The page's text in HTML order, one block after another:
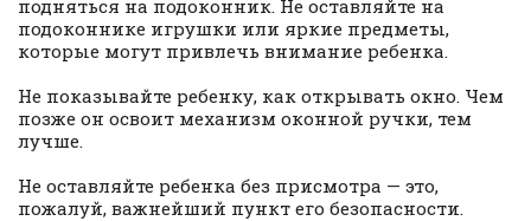
подняться на подоконник. Не оставляйте на
подоконнике игрушки или яркие предметы,
которые могут привлечь внимание ребенка.
Не показывайте ребенку, как открывать окно. Чем
позже он освоит механизм оконной ручки, тем
лучше.
Не оставляйте ребенка без присмотра — это,
пожалуй, важнейший пункт его безопасности.